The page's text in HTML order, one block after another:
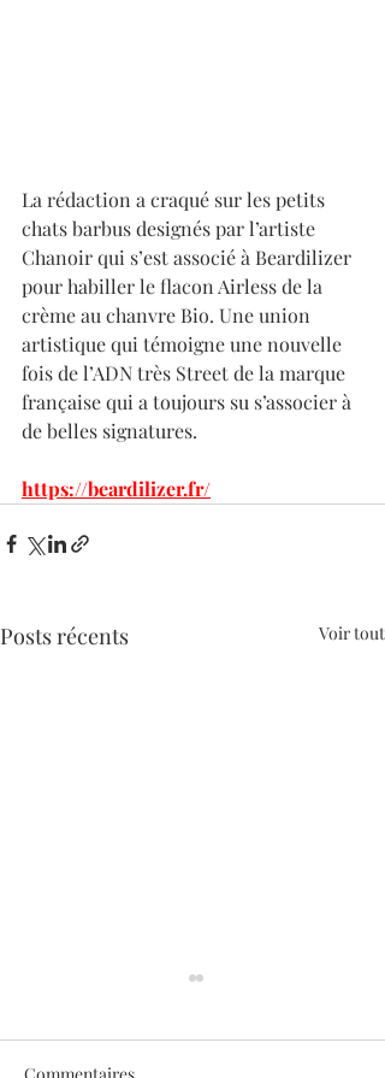
La rédaction a craqué sur les petits
chats barbus designés par l’artiste
Chanoir qui s’est associé à Beardilizer
pour habiller le flacon Airless de la
crème au chanvre Bio. Une union
artistique qui témoigne une nouvelle
fois de l’ADN très Street de la marque
française qui a toujours su s’associer à
de belles signatures.
https://beardilizer.fr/
Posts récents Voir tout